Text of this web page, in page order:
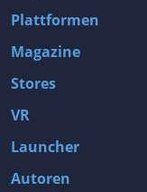
Plattformen
Magazine
Stores
VR
Launcher
Autoren